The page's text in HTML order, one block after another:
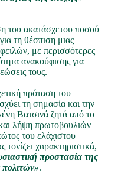
του ακατάσχετου ποσού
τη θέσπιση μιας
με περισσότερες
ανακούφισης για
τους.
πρόταση του
τη σημασία και την
Βατσινά ζητά από το
λήψη πρωτοβουλιών
του ελάχιστου
χαρακτηριστικά,
προστασία της
.